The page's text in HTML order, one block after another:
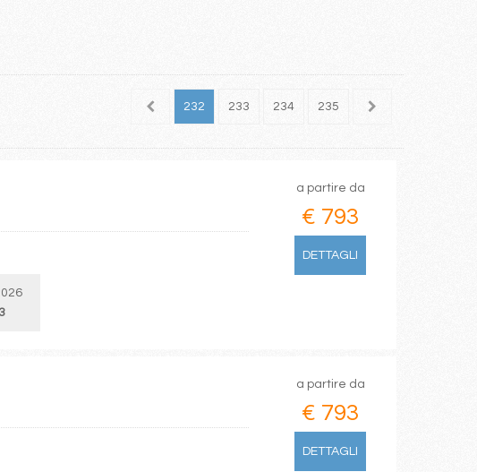
231 232 233 234 235 236
a partire da
€ 793
DETTAGLI
a partire da
€ 793
DETTAGLI